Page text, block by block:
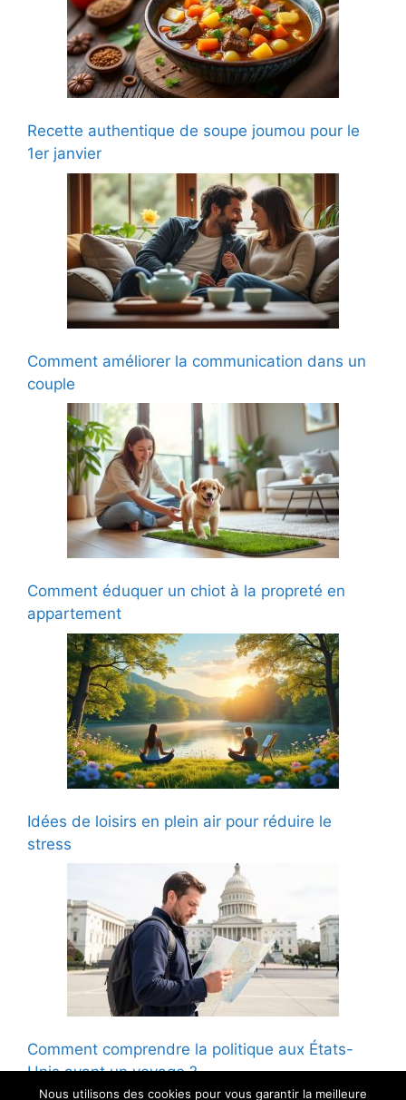
Recette authentique de soupe joumou pour le
1er janvier
Comment améliorer la communication dans un
couple
Comment éduquer un chiot à la propreté en
appartement
Idées de loisirs en plein air pour réduire le
stress
Comment comprendre la politique aux États-
Unis avant un voyage ?
Nous utilisons des cookies pour vous garantir la meilleure